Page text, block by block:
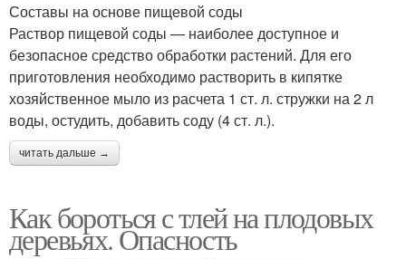
Составы на основе пищевой соды
Раствор пищевой соды — наиболее доступное и
безопасное средство обработки растений. Для его
приготовления необходимо растворить в кипятке
хозяйственное мыло из расчета 1 ст. л. стружки на 2 л
воды, остудить, добавить соду (4 ст. л.).
читать дальше →
Как бороться с тлей на плодовых
деревьях. Опасность